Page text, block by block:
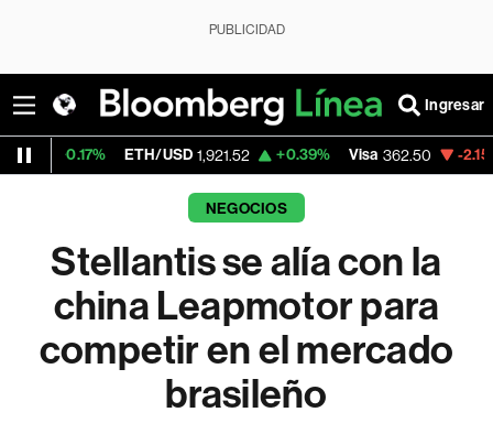
PUBLICIDAD
Ingresar
ETH/USD 1,921.52 +0.39% Visa 362.50 -2.15%
NEGOCIOS
Stellantis se alía con la
china Leapmotor para
competir en el mercado
brasileño